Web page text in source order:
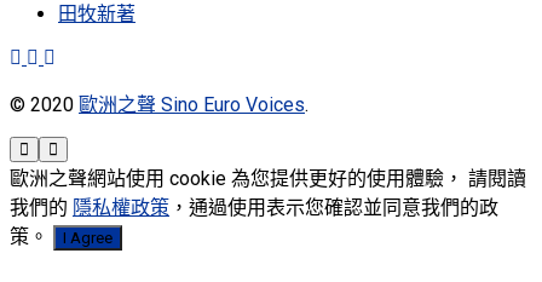
田牧新著
© 2020 歐洲之聲 Sino Euro Voices.
歐洲之聲網站使用 cookie 為您提供更好的使用體驗， 請閱讀
我們的 隱私權政策 ，通過使用表示您確認並同意我們的政
策。
I Agree